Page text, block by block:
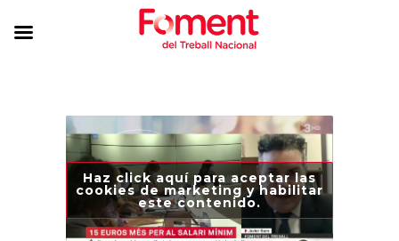
Haz click aquí para aceptar las
cookies de marketing y habilitar
este contenido.